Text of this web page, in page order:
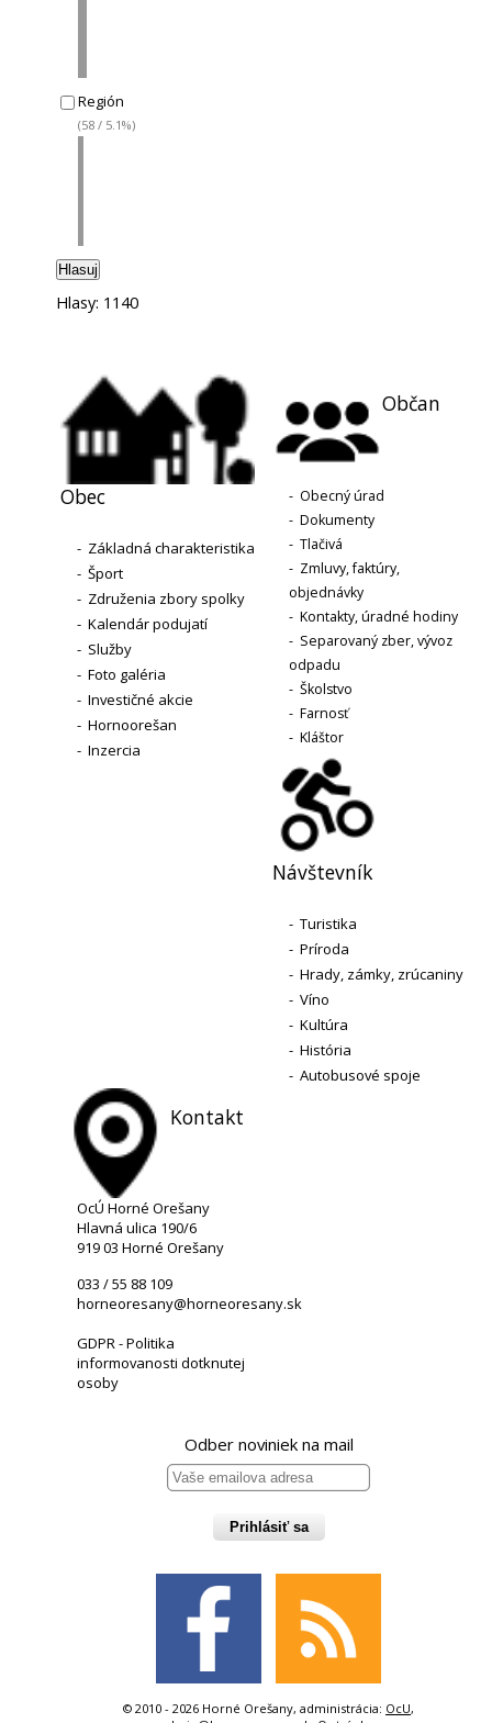
Región
(58 / 5.1%)
Hlasuj
Hlasy: 1140
Obec
- Základná charakteristika
- Šport
- Združenia zbory spolky
- Kalendár podujatí
- Služby
- Foto galéria
- Investičné akcie
- Hornoorešan
- Inzercia
Občan
- Obecný úrad
-Dokumenty
-Tlačivá
- Zmluvy, faktúry,
objednávky
-Kontakty, úradné hodiny
- Separovaný zber, vývoz
odpadu
-Školstvo
-Farnosť
-Kláštor
Návštevník
-Turistika
-Príroda
-Hrady, zámky, zrúcaniny
-Víno
-Kultúra
-História
-Autobusové spoje
Kontakt
OcÚ Horné Orešany
Hlavná ulica 190/6
919 03 Horné Orešany
033 / 55 88 109
horneoresany@horneoresany.sk
GDPR - Politika
informovanosti dotknutej
osoby
Odber noviniek na mail
Prihlásiť sa
© 2010 - 2026 Horné Orešany, administrácia: OcU,